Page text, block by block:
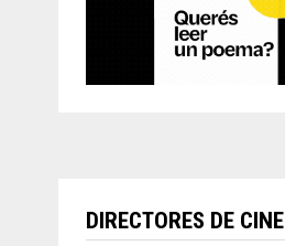
DIRECTORES DE CINE